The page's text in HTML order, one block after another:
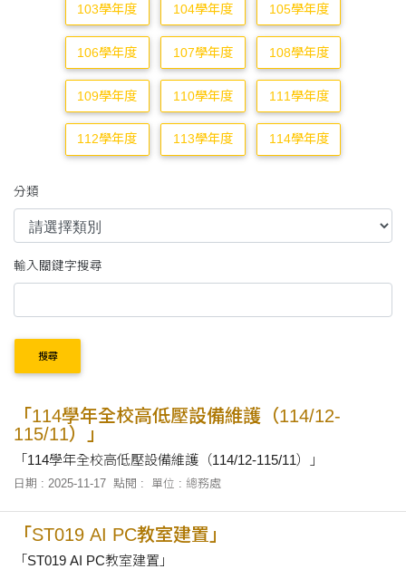
103學年度 104學年度 105學年度
106學年度 107學年度 108學年度
109學年度 110學年度 111學年度
112學年度 113學年度 114學年度
分類
輸入關鍵字搜尋
搜尋
「114學年全校高低壓設備維護（114/12-
115/11）」
「114學年全校高低壓設備維護（114/12-115/11）」
日期 : 2025-11-17 點閱 : 單位 : 總務處
「ST019 AI PC教室建置」
「ST019 AI PC教室建置」